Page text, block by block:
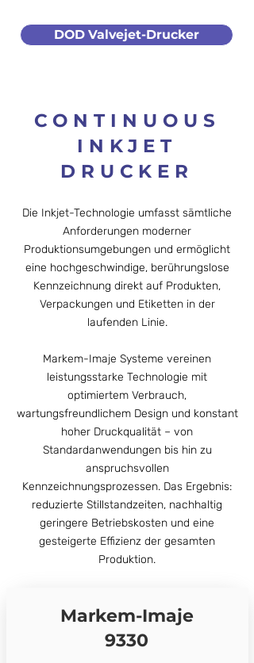
DOD Valvejet-Drucker
CONTINUOUS
INKJET
DRUCKER
Die Inkjet-Technologie umfasst sämtliche
Anforderungen moderner
Produktionsumgebungen und ermöglicht
eine hochgeschwindige, berührungslose
Kennzeichnung direkt auf Produkten,
Verpackungen und Etiketten in der
laufenden Linie.
Markem-Imaje Systeme vereinen
leistungsstarke Technologie mit
optimiertem Verbrauch,
wartungsfreundlichem Design und konstant
hoher Druckqualität – von
Standardanwendungen bis hin zu
anspruchsvollen
Kennzeichnungsprozessen. Das Ergebnis:
reduzierte Stillstandzeiten, nachhaltig
geringere Betriebskosten und eine
gesteigerte Effizienz der gesamten
Produktion.
Markem-Imaje
9330